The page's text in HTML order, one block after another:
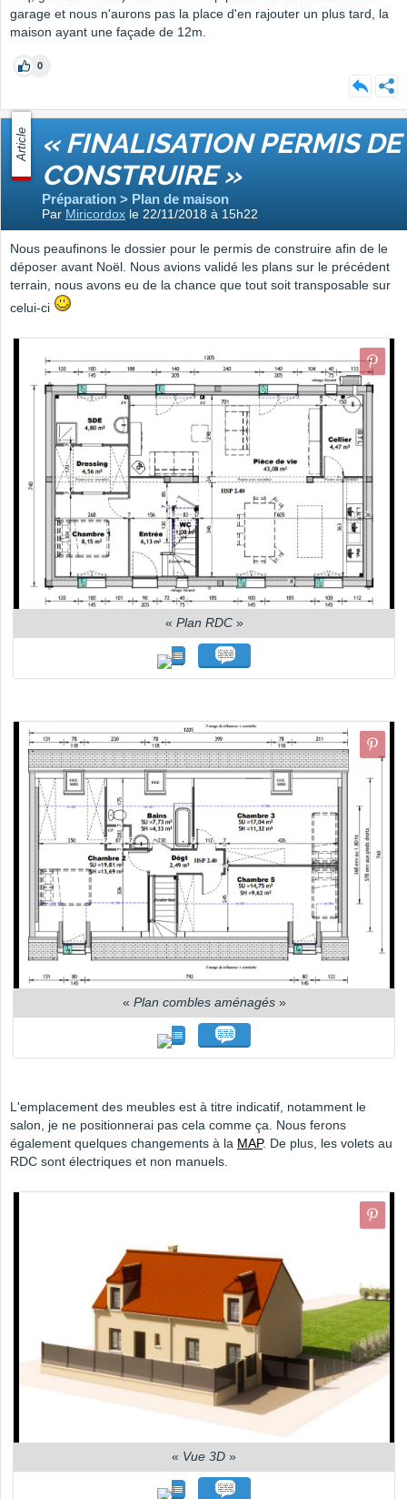
garage et nous n'aurons pas la place d'en rajouter un plus tard, la
maison ayant une façade de 12m.
0
Article « FINALISATION PERMIS DE
CONSTRUIRE »
Préparation > Plan de maison
Par Miricordox le 22/11/2018 à 15h22
Nous peaufinons le dossier pour le permis de construire afin de le
déposer avant Noël. Nous avions validé les plans sur le précédent
terrain, nous avons eu de la chance que tout soit transposable sur
celui-ci
« Plan RDC»
« Plan combles aménagés»
L'emplacement des meubles est à titre indicatif, notamment le
salon, je ne positionnerai pas cela comme ça. Nous ferons
également quelques changements à la MAP. De plus, les volets au
RDC sont électriques et non manuels.
« Vue 3D »